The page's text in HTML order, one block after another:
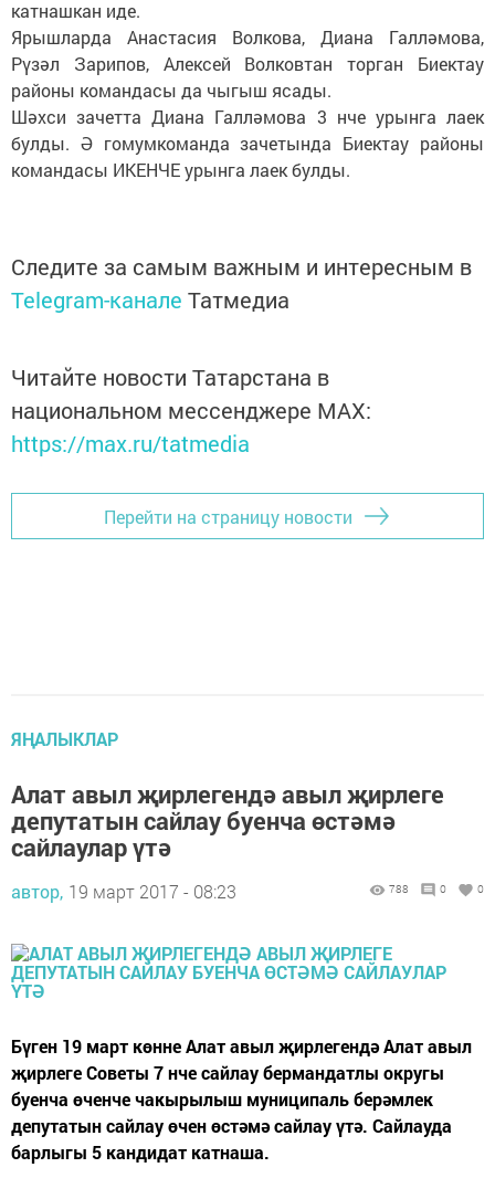
катнашкан иде.
Ярышларда Анастасия Волкова, Диана Галләмова,
Рүзәл Зарипов, Алексей Волковтан торган Биектау
районы командасы да чыгыш ясады.
Шәхси зачетта Диана Галләмова 3 нче урынга лаек
булды. Ә гомумкоманда зачетында Биектау районы
командасы ИКЕНЧЕ урынга лаек булды.
Следите за самым важным и интересным в
Telegram-канале Татмедиа
Читайте новости Татарстана в
национальном мессенджере MАХ:
https://max.ru/tatmedia
Перейти на страницу новости
ЯҢАЛЫКЛАР
Алат авыл җирлегендә авыл җирлеге
депутатын сайлау буенча өстәмә
сайлаулар үтә
автор, 19 март 2017 - 08:23 788 0 0
Бүген 19 март көнне Алат авыл җирлегендә Алат авыл
җирлеге Советы 7 нче сайлау бермандатлы округы
буенча өченче чакырылыш муниципаль берәмлек
депутатын сайлау өчен өстәмә сайлау үтә. Сайлауда
барлыгы 5 кандидат катнаша.